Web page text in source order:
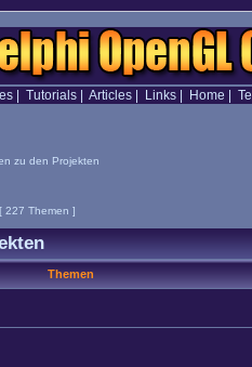
| Tutorials| Articles| Links| Home
zu den Projekten
[ 227 Themen ]
Themen